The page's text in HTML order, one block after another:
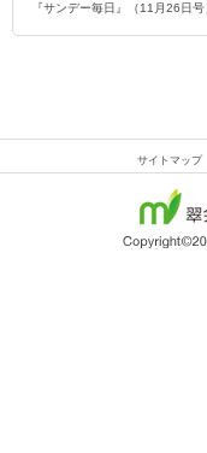
『サンデー毎日』（11月26日
サイトマップ